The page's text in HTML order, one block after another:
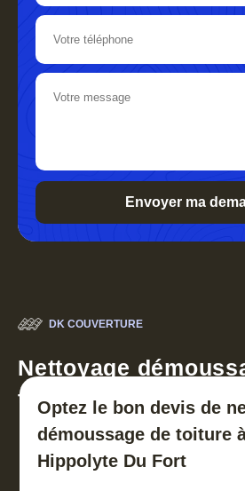
DK COUVERTURE
Nettoyage
toiture 30
Optez le bon devis de
démoussage de toiture
Hippolyte Du Fort